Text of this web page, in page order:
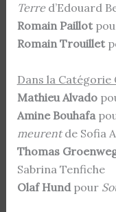
Terred’Edouard
Romain Paillot
Romain Trouillet
Dans la
Mathieu Alvado
Amine Bouhafa
meurentde Sofia
Thomas
Sabrina Tenfiche
Olaf Hundpour